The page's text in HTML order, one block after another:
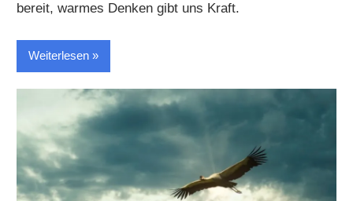
bereit, warmes Denken gibt uns Kraft.
Weiterlesen